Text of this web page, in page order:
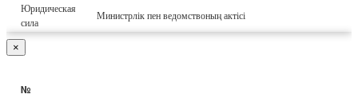
Юридическая
сила
Министрлік пен ведомствоның актісі
×
№